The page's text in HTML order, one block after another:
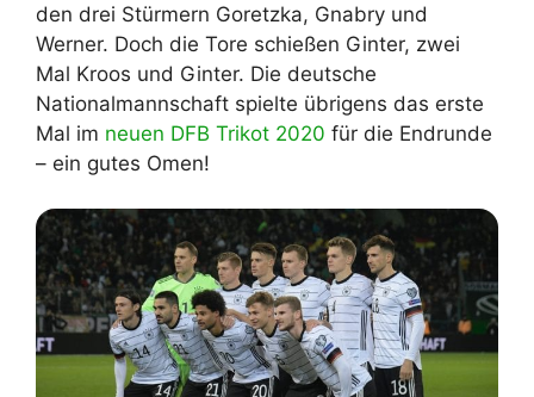
den drei Stürmern Goretzka, Gnabry und
Werner. Doch die Tore schießen Ginter, zwei
Mal Kroos und Ginter. Die deutsche
Nationalmannschaft spielte übrigens das erste
Mal im neuen DFB Trikot 2020 für die Endrunde
– ein gutes Omen!